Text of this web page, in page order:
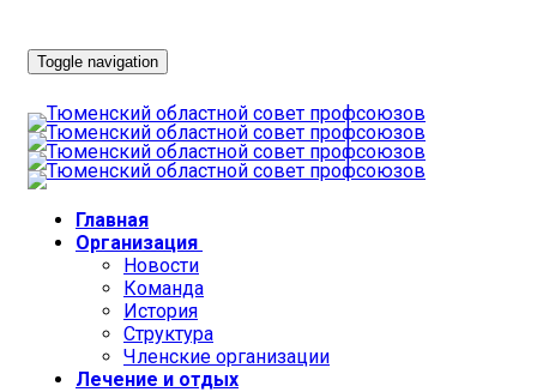
Toggle navigation
Главная
Организация
Новости
Команда
История
Структура
Членские организации
Лечение и отдых